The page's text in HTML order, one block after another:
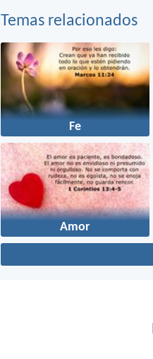
Temas relacionados
Fe
Amor